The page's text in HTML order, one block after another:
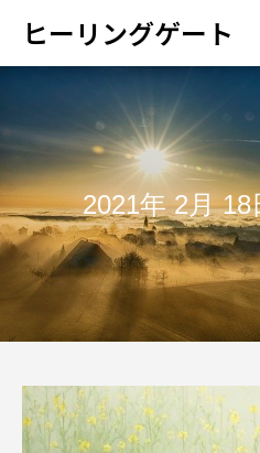
ヒーリングゲート
2021年 2月